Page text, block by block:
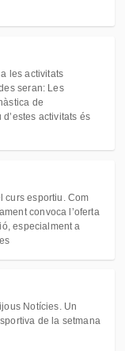
les activitats
seran: Les
de
activitats és
curs esportiu. Com
convoca l’oferta
especialment a
Notícies. Un
de la setmana